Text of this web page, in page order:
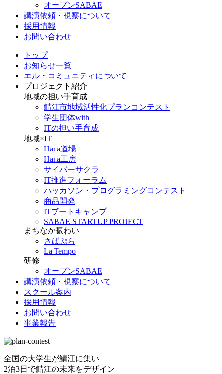
オープンSABAE
講演依頼・視察について
採用情報
お問い合わせ
トップ
お知らせ一覧
エル・コミュニティについて
プロジェクト紹介
地域の担い手育成
鯖江市地域活性化プランコンテスト
学生団体with
ITの担い手育成
地域×IT
Hana道場
Hana工房
サイバーサクラ
IT推進フォーラム
ハッカソン・プログラミングコンテスト
商品開発
ITブートキャンプ
SABAE STARTUP PROJECT
まちなか賑わい
さばぷら
La Tempo
研修
オープンSABAE
講演依頼・視察について
スクール案内
採用情報
お問い合わせ
事業報告
全国の大学生が鯖江に集い
2泊3日で鯖江の未来をデザイン